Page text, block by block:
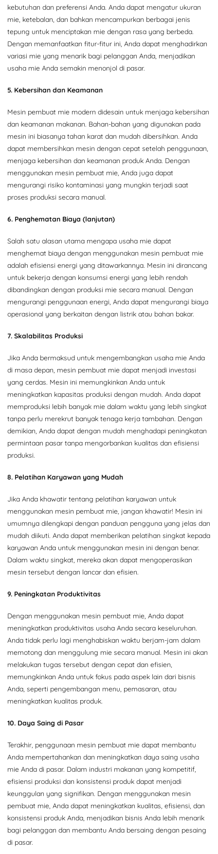
kebutuhan dan preferensi Anda. Anda dapat mengatur ukuran
mie, ketebalan, dan bahkan mencampurkan berbagai jenis
tepung untuk menciptakan mie dengan rasa yang berbeda.
Dengan memanfaatkan fitur-fitur ini, Anda dapat menghadirkan
variasi mie yang menarik bagi pelanggan Anda, menjadikan
usaha mie Anda semakin menonjol di pasar.
5. Kebersihan dan Keamanan
Mesin pembuat mie modern didesain untuk menjaga kebersihan
dan keamanan makanan. Bahan-bahan yang digunakan pada
mesin ini biasanya tahan karat dan mudah dibersihkan. Anda
dapat membersihkan mesin dengan cepat setelah penggunaan,
menjaga kebersihan dan keamanan produk Anda. Dengan
menggunakan mesin pembuat mie, Anda juga dapat
mengurangi risiko kontaminasi yang mungkin terjadi saat
proses produksi secara manual.
6. Penghematan Biaya (lanjutan)
Salah satu alasan utama mengapa usaha mie dapat
menghemat biaya dengan menggunakan mesin pembuat mie
adalah efisiensi energi yang ditawarkannya. Mesin ini dirancang
untuk bekerja dengan konsumsi energi yang lebih rendah
dibandingkan dengan produksi mie secara manual. Dengan
mengurangi penggunaan energi, Anda dapat mengurangi biaya
operasional yang berkaitan dengan listrik atau bahan bakar.
7. Skalabilitas Produksi
Jika Anda bermaksud untuk mengembangkan usaha mie Anda
di masa depan, mesin pembuat mie dapat menjadi investasi
yang cerdas. Mesin ini memungkinkan Anda untuk
meningkatkan kapasitas produksi dengan mudah. Anda dapat
memproduksi lebih banyak mie dalam waktu yang lebih singkat
tanpa perlu merekrut banyak tenaga kerja tambahan. Dengan
demikian, Anda dapat dengan mudah menghadapi peningkatan
permintaan pasar tanpa mengorbankan kualitas dan efisiensi
produksi.
8. Pelatihan Karyawan yang Mudah
Jika Anda khawatir tentang pelatihan karyawan untuk
menggunakan mesin pembuat mie, jangan khawatir! Mesin ini
umumnya dilengkapi dengan panduan pengguna yang jelas dan
mudah diikuti. Anda dapat memberikan pelatihan singkat kepada
karyawan Anda untuk menggunakan mesin ini dengan benar.
Dalam waktu singkat, mereka akan dapat mengoperasikan
mesin tersebut dengan lancar dan efisien.
9. Peningkatan Produktivitas
Dengan menggunakan mesin pembuat mie, Anda dapat
meningkatkan produktivitas usaha Anda secara keseluruhan.
Anda tidak perlu lagi menghabiskan waktu berjam-jam dalam
memotong dan menggulung mie secara manual. Mesin ini akan
melakukan tugas tersebut dengan cepat dan efisien,
memungkinkan Anda untuk fokus pada aspek lain dari bisnis
Anda, seperti pengembangan menu, pemasaran, atau
meningkatkan kualitas produk.
10. Daya Saing di Pasar
Terakhir, penggunaan mesin pembuat mie dapat membantu
Anda mempertahankan dan meningkatkan daya saing usaha
mie Anda di pasar. Dalam industri makanan yang kompetitif,
efisiensi produksi dan konsistensi produk dapat menjadi
keunggulan yang signifikan. Dengan menggunakan mesin
pembuat mie, Anda dapat meningkatkan kualitas, efisiensi, dan
konsistensi produk Anda, menjadikan bisnis Anda lebih menarik
bagi pelanggan dan membantu Anda bersaing dengan pesaing
di pasar.